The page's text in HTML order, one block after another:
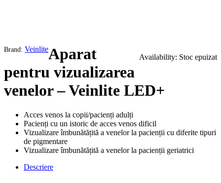
Availability: Stoc epuizat
Brand: VeinliteAparat
pentru vizualizarea
venelor – Veinlite LED+
Acces venos la copii/pacienți adulți
Pacienți cu un istoric de acces venos dificil
Vizualizare îmbunătățită a venelor la pacienții cu diferite tipuri
de pigmentare
Vizualizare îmbunătățită a venelor la pacienții geriatrici
Descriere